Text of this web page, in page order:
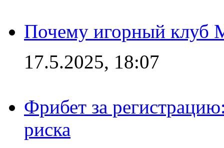
Почему игорный клуб
17.5.2025, 18:07
Фрибет за
риска